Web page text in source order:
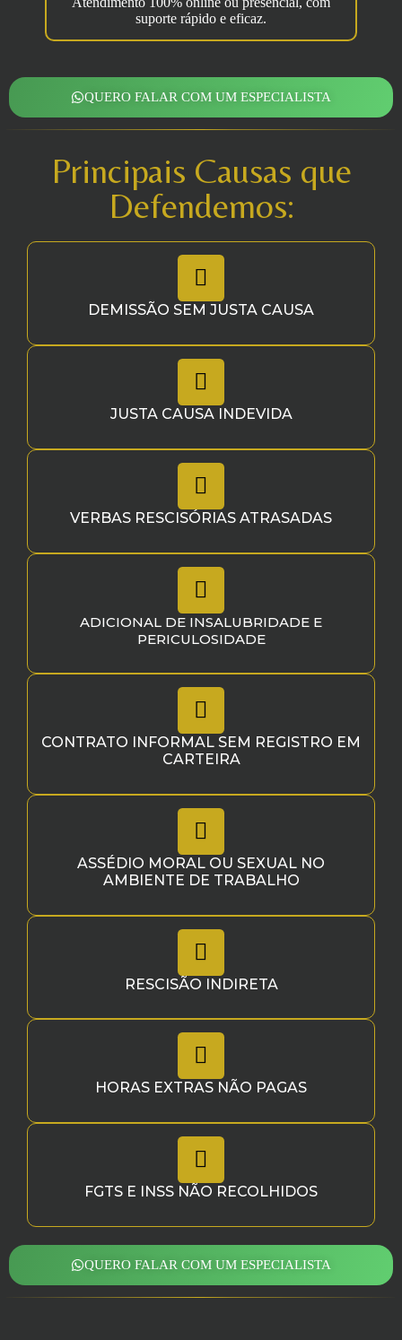
suporte rápido e eficaz.
QUERO FALAR COM UM ESPECIALISTA
Principais Causas que
Defendemos:
DEMISSÃO SEM JUSTA CAUSA
JUSTA CAUSA INDEVIDA
VERBAS RESCISÓRIAS ATRASADAS
ADICIONAL DE INSALUBRIDADE E
PERICULOSIDADE
CONTRATO INFORMAL SEM REGISTRO EM
CARTEIRA
ASSÉDIO MORAL OU SEXUAL NO
AMBIENTE DE TRABALHO
RESCISÃO INDIRETA
HORAS EXTRAS NÃO PAGAS
FGTS E INSS NÃO RECOLHIDOS
QUERO FALAR COM UM ESPECIALISTA